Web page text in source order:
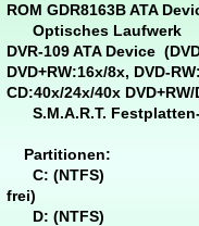
ROM GDR8163B ATA
Optisches
DVR-109 ATA Device
DVD+RW:16x/8x, DVD-
CD:40x/24x/40x DVD+RW/
S.M.A.R.T.
Partitionen:
C: (NTFS)
frei)
D: (NTFS)